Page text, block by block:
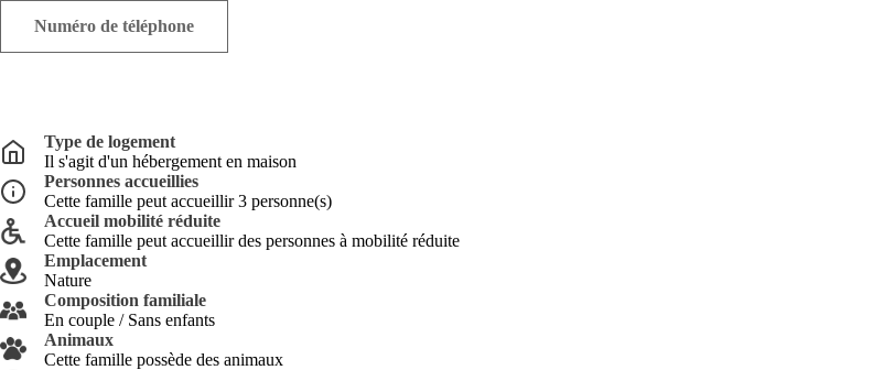
Numéro de téléphone
Type de logement
Il s'agit d'un hébergement en maison
Personnes accueillies
Cette famille peut accueillir 3 personne(s)
Accueil mobilité réduite
Cette famille peut accueillir des personnes à mobilité réduite
Emplacement
Nature
Composition familiale
En couple / Sans enfants
Animaux
Cette famille possède des animaux